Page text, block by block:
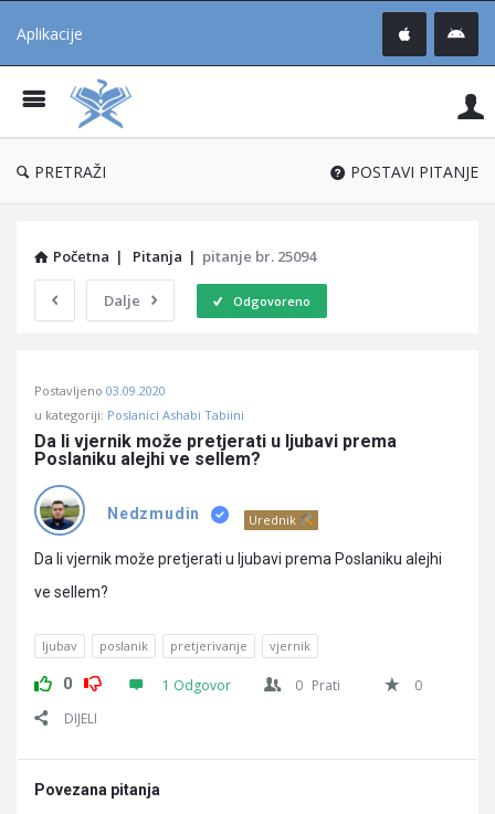
Aplikacije
®
PRETRAŽI POSTAVI PITANJE
Početna | Pitanja | pitanje br. 25094
Dalje Odgovoreno
Učene
Latest
Pitanja
Postavljeno 03.09.2020
u kategoriji: Poslanici Ashabi Tabiini
Da li vjernik može pretjerati u ljubavi prema
Poslaniku alejhi ve sellem?
Nedzmudin Urednik
Da li vjernik može pretjerati u ljubavi prema Poslaniku alejhi
ve sellem?
ljubav poslanik pretjerivanje vjernik
0 1 Odgovor 0 Prati
0
DIJELI
Povezana pitanja